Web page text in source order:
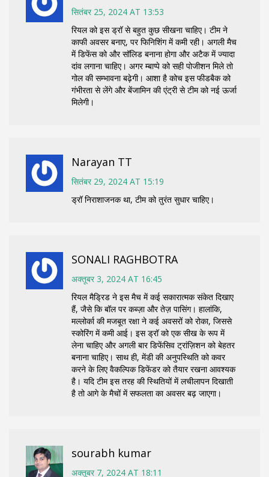
सितंबर 25, 2024 AT 13:53
रियल को इस ड्रॉ से बहुत कुछ सीखना चाहिए। टीम ने
काफी अवसर बनाए, पर फिनिशिंग में कमी रही। अगली मैच
में डिफेंस को और सॉलिड बनाना होगा और अटैक में ज्यादा
दांव लगाना चाहिए। अगर म्बाप्पे को सही पोजीशन मिले तो
गोल की सम्भावना बढ़ेगी। आशा है कोच इस फीडबैक को
गंभीरता से लेंगे और बेंजामिन की एंट्री से टीम को नई ऊर्जा
मिलेगी।
Narayan TT
सितंबर 29, 2024 AT 15:19
ड्रॉ निराशाजनक था, टीम को तुरंत सुधार चाहिए।
SONALI RAGHBOTRA
अक्तूबर 3, 2024 AT 16:45
रियल मैड्रिड ने इस मैच में कई सकारात्मक संकेत दिखाए
हैं, जैसे कि बॉल पर कब्ज़ा और तेज़ पासिंग। हालांकि,
मल्लोर्का की मजबूत रक्षा ने कई अवसरों को रोका, जिससे
स्कोरिंग में कमी आई। इस ड्रॉ को एक सीख के रूप में
लेना चाहिए और अगली बार डिफेंसिव ट्रांज़िशन को बेहतर
बनाना चाहिए। साथ ही, मेंडी की अनुपस्थिति को कवर
करने के लिए वैकल्पिक डिफेंडर को तैयार रखना आवश्यक
है। यदि टीम इस तरह की स्थितियों में लचीलापन दिखाती
है तो आगे के मैचों में सफलता का अवसर बढ़ जाएगा।
sourabh kumar
अक्तूबर 7, 2024 AT 18:11